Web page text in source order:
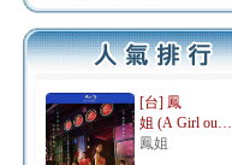
[台] 鳳
姐 (A Girl ou…
鳳姐